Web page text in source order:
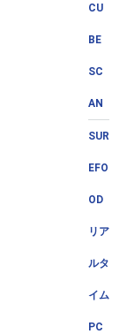
CU
BE
SC
AN
SUR
EFO
OD
リア
ルタ
イム
PC